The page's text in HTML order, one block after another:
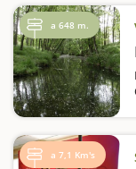
a 648 m.
a 7,1 Km's